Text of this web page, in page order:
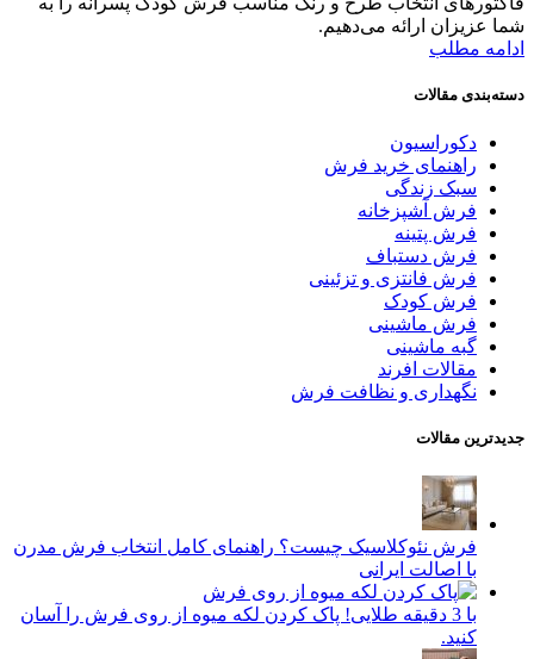
شما عزیزان ارائه می‌دهیم.
ادامه مطلب
دسته‌بندی مقالات
دکوراسیون
راهنمای خرید فرش
سبک زندگی
فرش آشپزخانه
فرش پتینه
فرش دستباف
فرش فانتزی و تزئینی
فرش کودک
فرش ماشینی
گبه ماشینی
مقالات افرند
نگهداری و نظافت فرش
جدیدترین مقالات
فرش نئوکلاسیک چیست؟ راهنمای کامل انتخاب فرش مدرن
با اصالت ایرانی
با 3 دقیقه طلایی! پاک کردن لکه میوه از روی فرش را آسان
کنید.